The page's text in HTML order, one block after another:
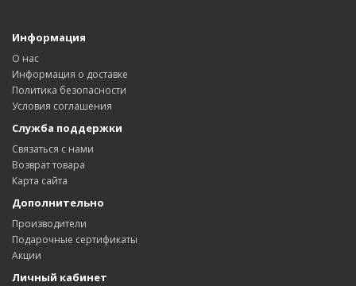
Информация
О нас
Информация о доставке
Политика безопасности
Условия соглашения
Служба поддержки
Связаться с нами
Возврат товара
Карта сайта
Дополнительно
Производители
Подарочные сертификаты
Акции
Личный кабинет